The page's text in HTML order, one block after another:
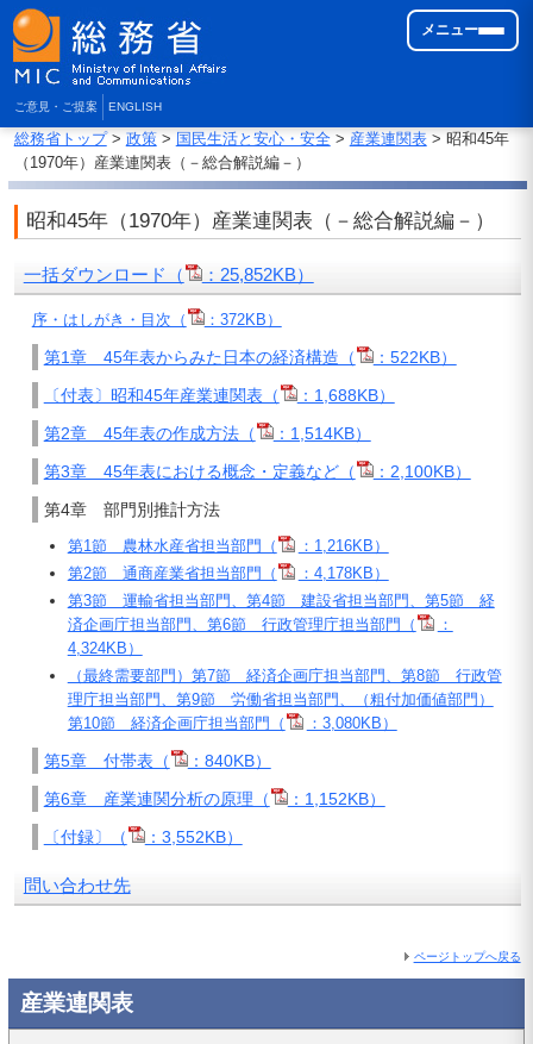
ご意見・ご提案 ENGLISH
メニュー
総務省トップ> 政策> 国民生活と安心・安全> 産業連関表> 昭和45年
（1970年）産業連関表（－総合解説編－）
昭和45年（1970年）産業連関表（－総合解説編－）
一括ダウンロード（ ：25,852KB）
序・はしがき・目次（ ：372KB）
第1章 45年表からみた日本の経済構造（
：522KB）
〔付表〕昭和45年産業連関表（
：1,688KB）
第2章 45年表の作成方法（
：1,514KB）
第3章 45年表における概念・定義など（
：2,100KB）
第4章 部門別推計方法
第1節 農林水産省担当部門（
：1,216KB）
第2節 通商産業省担当部門（
：4,178KB）
第3節 運輸省担当部門、第4節 建設省担当部門、第5節 経
済企画庁担当部門、第6節 行政管理庁担当部門（
：
4,324KB）
（最終需要部門）第7節 経済企画庁担当部門、第8節 行政管
理庁担当部門、第9節 労働省担当部門、（粗付加価値部門）
第10節 経済企画庁担当部門（
：3,080KB）
第5章 付帯表（
：840KB）
第6章 産業連関分析の原理（
：1,152KB）
〔付録〕（
：3,552KB）
問い合わせ先
ページトップへ戻る
産業連関表